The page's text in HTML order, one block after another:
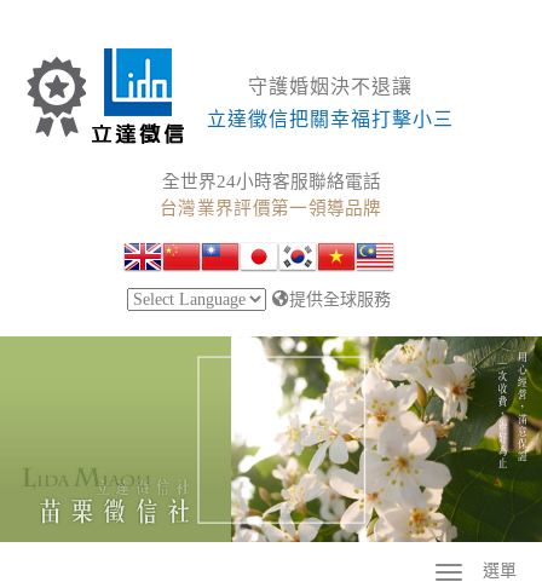
守護婚姻決不退讓
立達徵信把關幸福打擊小三
全世界24小時客服聯絡電話
台灣業界評價第一領導品牌
提供全球服務
選單